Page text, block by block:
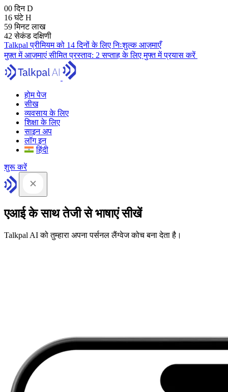
00 दिनD
16 घंटेH
59 मिनटलाख
41 सेकंडदक्षिणी
Talkpal प्रीमियम को 14 दिनों के लिए निःशुल्क आज़माएँ
मुफ़्त में आज़माएंसीमित प्रस्ताव: 2 सप्ताह के लिए मुफ्त में प्रयास करें
होम पेज
सीख
व्यवसाय के लिए
शिक्षा के लिए
साइन अप
लॉग इन
हिंदी
शुरू करें
एआई के साथ तेजी से भाषाएं सीखें
Talkpal AI को तुम्हारा अपना पर्सनल लैंग्वेज कोच बना देता है।